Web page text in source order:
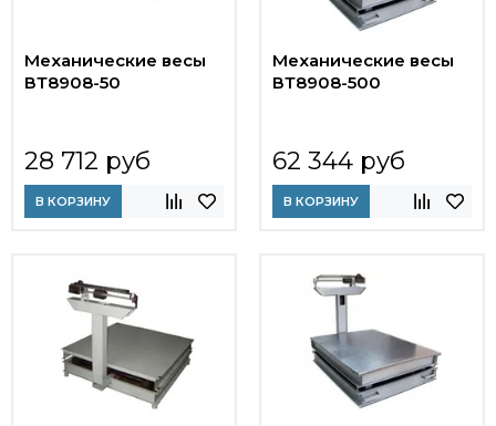
Механические весы
ВТ8908-50
28 712 руб
В КОРЗИНУ
Механические весы
ВТ8908-500
62 344 руб
В КОРЗИНУ